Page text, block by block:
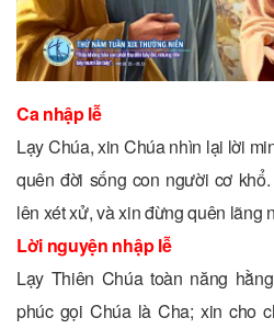
Ca nhập lễ
Lạy Chúa, xin Chúa nhìn lại lời
quên đời sống con người cơ
lên xét xử, và xin đừng quên lãng
Lời nguyện nhập lễ
Lạy Thiên Chúa toàn năng
phúc gọi Chúa là Cha; xin cho